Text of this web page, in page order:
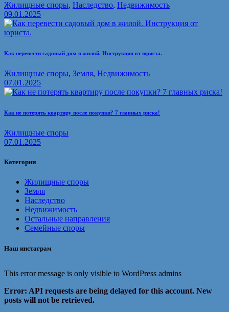
Жилищные споры, Наследство, Недвижимость
09.01.2025
Как перевести садовый дом в жилой. Инструкция от юриста.
Жилищные споры, Земля, Недвижимость
07.01.2025
Как не потерять квартиру после покупки? 7 главных риска!
Жилищные споры
07.01.2025
Категории
Жилищные споры
Земля
Наследство
Недвижимость
Остальные направления
Семейные споры
Наш инстаграм
This error message is only visible to WordPress admins
Error: API requests are being delayed for this account. New
posts will not be retrieved.